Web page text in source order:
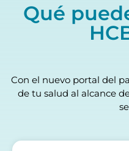
Qué
Con el nuevo portal del
de tu salud al alcance